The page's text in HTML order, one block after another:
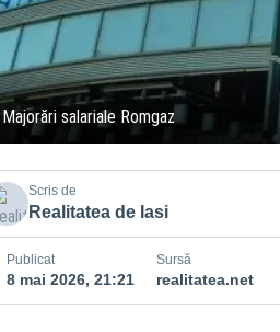
Majorări salariale Romgaz
Scris de
Realitatea de Iasi
Publicat
8 mai 2026, 21:21
Sursă
realitatea.net